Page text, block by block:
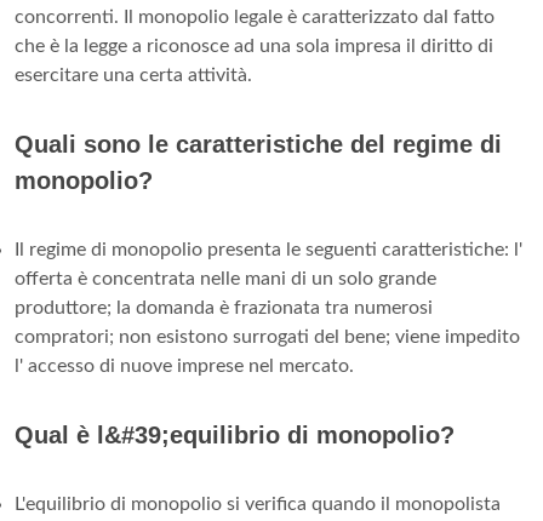
concorrenti. Il monopolio legale è caratterizzato dal fatto
che è la legge a riconosce ad una sola impresa il diritto di
esercitare una certa attività.
Quali sono le caratteristiche del regime di
monopolio?
Il regime di monopolio presenta le seguenti caratteristiche: l'
offerta è concentrata nelle mani di un solo grande
produttore; la domanda è frazionata tra numerosi
compratori; non esistono surrogati del bene; viene impedito
l' accesso di nuove imprese nel mercato.
Qual è l&#39;equilibrio di monopolio?
L'equilibrio di monopolio si verifica quando il monopolista